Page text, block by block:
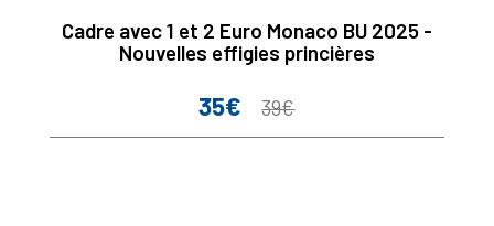
Cadre avec 1 et 2 Euro Monaco BU 2025 -
Nouvelles effigies princières
Prix
35€
Prix
39€